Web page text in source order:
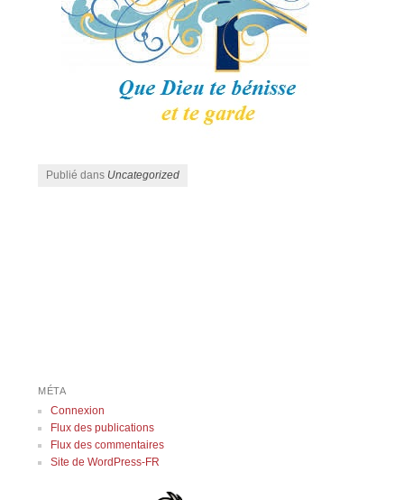
Publié dans Uncategorized
MÉTA
Connexion
Flux des publications
Flux des commentaires
Site de WordPress-FR